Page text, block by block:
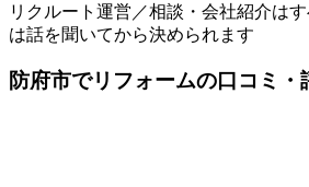
リクルート運営／相談・会社紹介は
は話を聞いてから決められます
防府市でリフォームの口コミ・